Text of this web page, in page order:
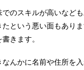
のスキルが高いなど
という悪い面もあり
きます。
んかに名前や住所を